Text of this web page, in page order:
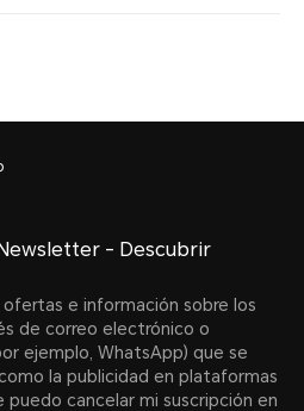
- Descubrir
e información sobre los
de correo electrónico o
ejemplo, WhatsApp) que se
la publicidad en plataformas
cancelar mi suscripción en